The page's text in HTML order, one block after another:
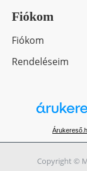
Fiókom
Fiókom
Rendeléseim
Copyright ©